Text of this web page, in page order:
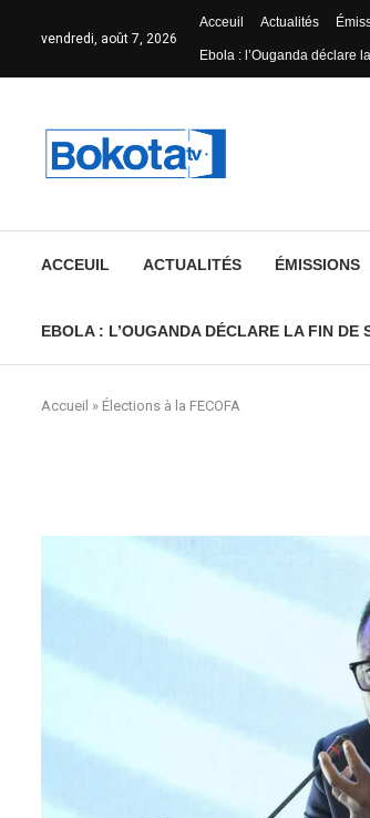
vendredi, août 7, 2026
Acceuil Actualités
Ebola : l’Ouganda déclare
ACCEUIL ACTUALITÉS ÉMISSIONS
EBOLA : L’OUGANDA DÉCLARE LA FIN DE
Accueil » Élections à la FECOFA